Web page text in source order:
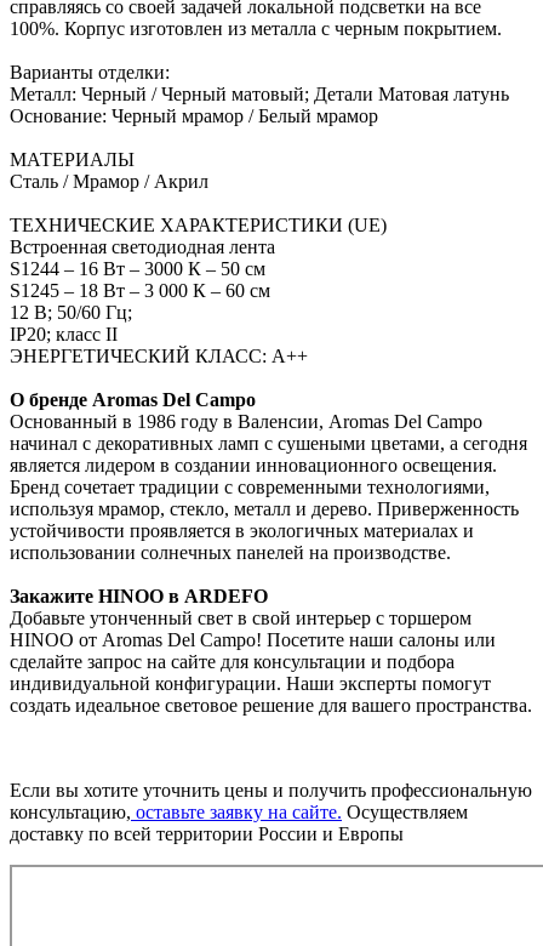
справляясь со своей задачей локальной подсветки на все
100%. Корпус изготовлен из металла с черным покрытием.
Варианты отделки:
Металл: Черный / Черный матовый; Детали Матовая латунь
Основание: Черный мрамор / Белый мрамор
МАТЕРИАЛЫ
Сталь / Мрамор / Акрил
ТЕХНИЧЕСКИЕ ХАРАКТЕРИСТИКИ (UE)
Встроенная светодиодная лента
S1244 – 16 Вт – 3000 К – 50 см
S1245 – 18 Вт – 3 000 К – 60 см
12 В; 50/60 Гц;
IP20; класс II
ЭНЕРГЕТИЧЕСКИЙ КЛАСС: A++
О бренде Aromas Del Campo
Основанный в 1986 году в Валенсии, Aromas Del Campo
начинал с декоративных ламп с сушеными цветами, а сегодня
является лидером в создании инновационного освещения.
Бренд сочетает традиции с современными технологиями,
используя мрамор, стекло, металл и дерево. Приверженность
устойчивости проявляется в экологичных материалах и
использовании солнечных панелей на производстве.
Закажите HINOO в ARDEFO
Добавьте утонченный свет в свой интерьер с торшером
HINOO от Aromas Del Campo! Посетите наши салоны или
сделайте запрос на сайте для консультации и подбора
индивидуальной конфигурации. Наши эксперты помогут
создать идеальное световое решение для вашего пространства.
Если вы хотите уточнить цены и получить профессиональную
консультацию, оставьте заявку на сайте. Осуществляем
доставку по всей территории России и Европы